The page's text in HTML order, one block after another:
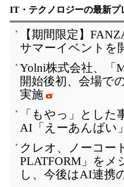
IT・テクノロジーの最新プ
【期間限定】
サマーイベントを
Yolni株式会社、「
開始後初、会場で
実施
「もやっ」とし
AI「えーあんばい
クレオ、ノーコー
PLATFORM」を
し、今後はAI連携